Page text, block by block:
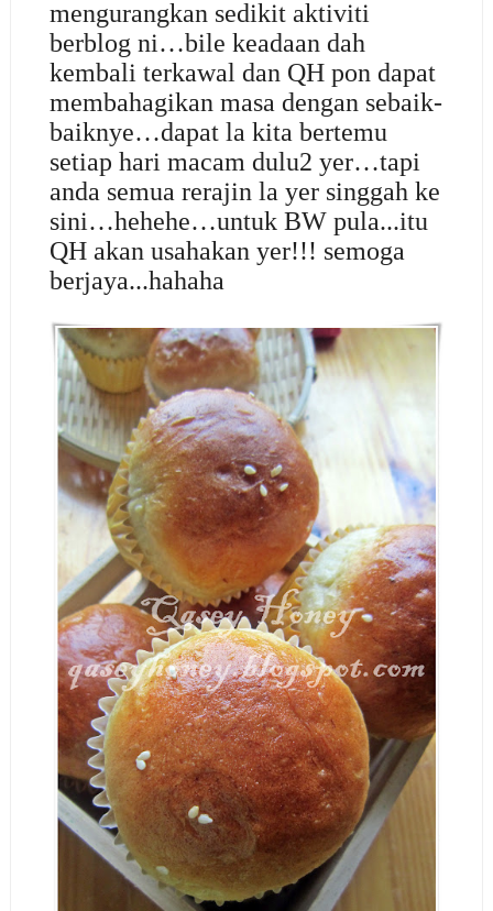
mengurangkan sedikit aktiviti
berblog ni…bile keadaan dah
kembali terkawal dan QH pon dapat
membahagikan masa dengan sebaik-
baiknye…dapat la kita bertemu
setiap hari macam dulu2 yer…tapi
anda semua rerajin la yer singgah ke
sini…hehehe…untuk BW pula...itu
QH akan usahakan yer!!! semoga
berjaya...hahaha